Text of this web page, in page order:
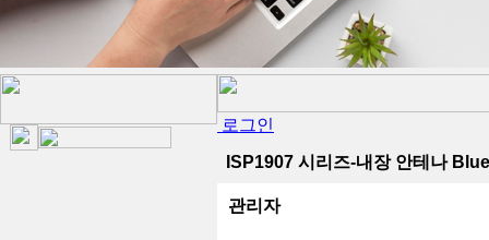
로그인
ISP1907 시리즈-내장 안테나
관리자